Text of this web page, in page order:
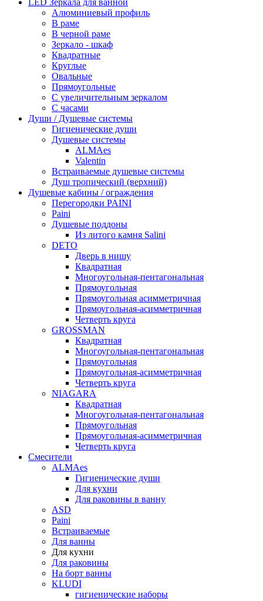
LED Зеркала для ванной
Алюминиевый профиль
В раме
В черной раме
Зеркало - шкаф
Квадратные
Круглые
Овальные
Прямоугольные
С увеличительным зеркалом
С часами
Души / Душевые системы
Гигиенические души
Душевые системы
ALMAes
Valentin
Встраиваемые душевые системы
Душ тропический (верхний)
Душевые кабины / ограждения
Перегородки PAINI
Paini
Душевые поддоны
Из литого камня Salini
DETO
Дверь в нишу
Квадратная
Многоугольная-пентагональная
Прямоугольная
Прямоугольная асимметричная
Прямоугольная-асимметричная
Четверть круга
GROSSMAN
Квадратная
Многоугольная-пентагональная
Прямоугольная
Прямоугольная-асимметричная
Четверть круга
NIAGARA
Квадратная
Многоугольная-пентагональная
Прямоугольная
Прямоугольная-асимметричная
Четверть круга
Смесители
ALMAes
Гигиенические души
Для кухни
Для раковины в ванну
ASD
Paini
Встраиваемые
Для ванны
Для кухни
Для раковины
На борт ванны
KLUDI
гигиенические наборы